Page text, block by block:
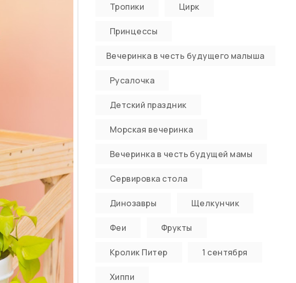
Тропики Цирк
Принцессы
Вечеринка в честь будущего малыша
Русалочка
Детский праздник
Морская вечеринка
Вечеринка в честь будущей мамы
Сервировка стола
Динозавры Щелкунчик
Феи Фрукты
Кролик Питер 1 сентября
Хиппи